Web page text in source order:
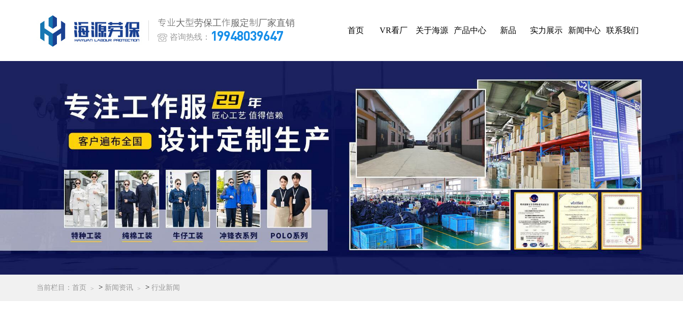
专业大型劳保工作服定制厂家直销
咨询热线： 19948039647
首页 VR看厂 关于海源 产品中心 新品 实力展示 新闻中心 联系我们
当前栏目： 首页 > 新闻资讯 > 行业新闻